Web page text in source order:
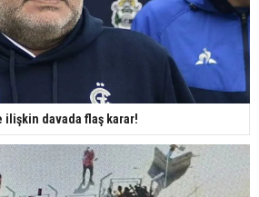
ilişkin davada flaş karar!